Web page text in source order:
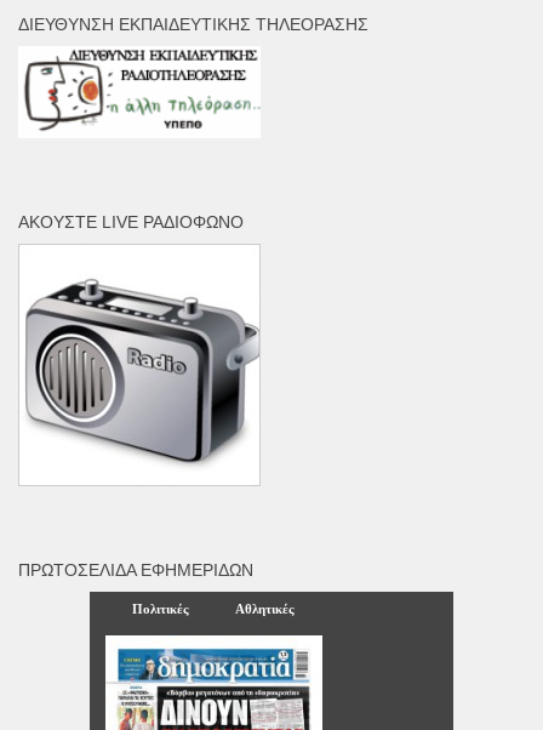
ΔΙΕΎΘΥΝΣΗ ΕΚΠΑΙΔΕΥΤΙΚΉΣ ΤΗΛΕΌΡΑΣΗΣ
ΑΚΟΎΣΤΕ LIVE ΡΑΔΙΌΦΩΝΟ
ΠΡΩΤΟΣΈΛΙΔΑ ΕΦΗΜΕΡΊΔΩΝ